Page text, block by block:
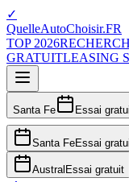
✓
QuelleAutoChoisir.FR
TOP 2026
GRATUITLEASING
Santa Fe Essai
Santa FeEssai
Austral Essai gratuit